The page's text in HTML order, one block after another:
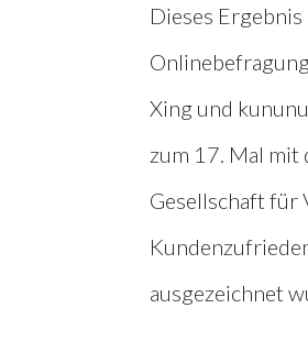
Dieses
Xing und
zum 17. Mal mit
Gesellschaft für
ausgezeichnet